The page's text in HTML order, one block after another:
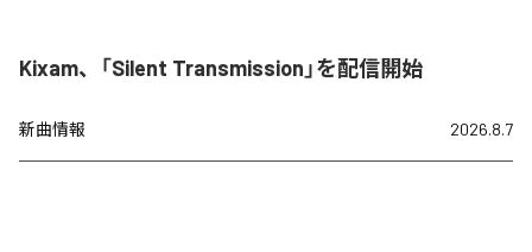
Kixam、「Silent Transmission」を配信開始
新曲情報 2026.8.7